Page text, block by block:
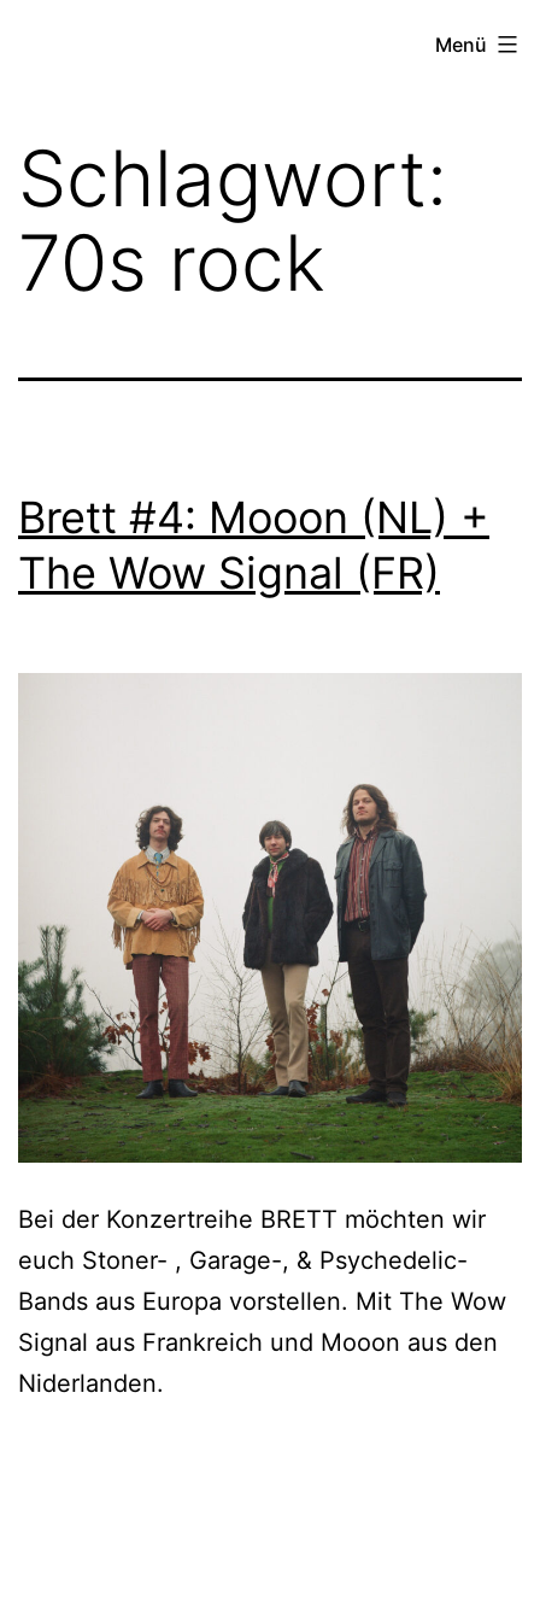
Menü
Schlagwort:
70s rock
Brett #4: Mooon (NL) +
The Wow Signal (FR)
Bei der Konzertreihe BRETT möchten wir
euch Stoner- , Garage-, & Psychedelic-
Bands aus Europa vorstellen. Mit The Wow
Signal aus Frankreich und Mooon aus den
Niderlanden.